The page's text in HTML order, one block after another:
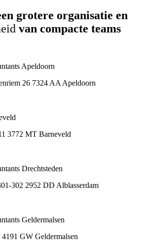
grotere organisatie en
van compacte teams
26 7324 AA Apeldoorn
3772 MT Barneveld
302 2952 DD Alblasserdam
4191 GW Geldermalsen